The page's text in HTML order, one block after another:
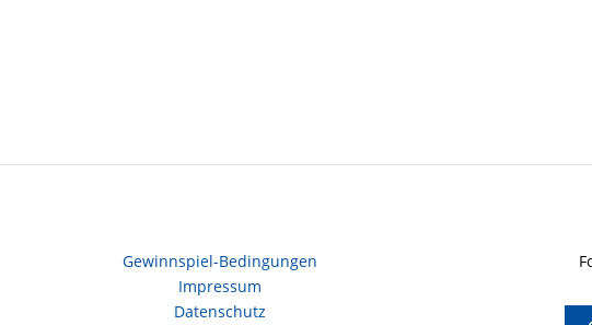
Gewinnspiel-Bedingungen
Impressum
Datenschutz